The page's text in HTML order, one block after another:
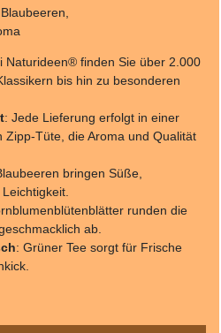
Naturideen® finden Sie über 2.000
bis hin zu besonderen
: Jede Lieferung erfolgt in einer
Zipp-Tüte, die Aroma und Qualität
bringen Süße,
runden die
ab.
: Grüner Tee sorgt für Frische